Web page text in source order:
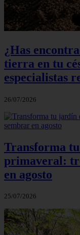
¿Has
tierra en tu
especialistas
26/07/2026
Transforma
primaveral:
en agosto
25/07/2026